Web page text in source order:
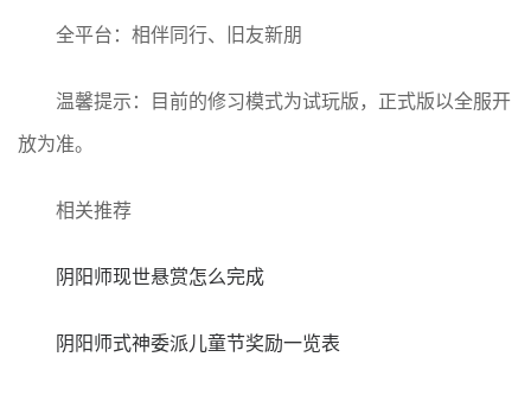
全平台：相伴同行、旧友新朋
温馨提示：目前的修习模式为试玩版，正式版以全服开
放为准。
相关推荐
阴阳师现世悬赏怎么完成
阴阳师式神委派儿童节奖励一览表